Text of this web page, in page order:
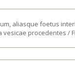
aliasque foetus
procedentes /